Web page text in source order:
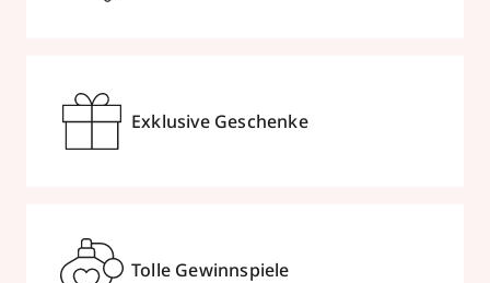
Exklusive Geschenke
Tolle Gewinnspiele